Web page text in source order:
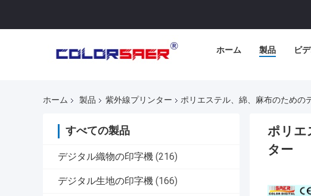
ホーム 製品 ビ
ホーム 製品 紫外線プリンター ポリエステル、綿、麻布のための
すべての製品
デジタル織物の印字機 (216)
デジタル生地の印字機 (166)
ポリエ
ター